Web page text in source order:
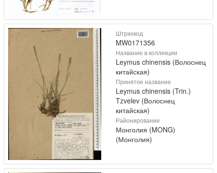
Штрихкод
MW0171356
Название в коллекции
Leymus chinensis (Волоснец
китайская)
Принятое название
Leymus chinensis (Trin.)
Tzvelev (Волоснец
китайская)
Районирование
Монголия (MONG)
(Монголия)